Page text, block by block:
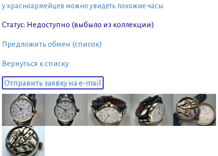
у красноармейцев можно увидеть похожие часы
Статус: Недоступно (выбыло из коллекции)
Предложить обмен (список)
Вернуться к списку
Отправить заявку на e-mail